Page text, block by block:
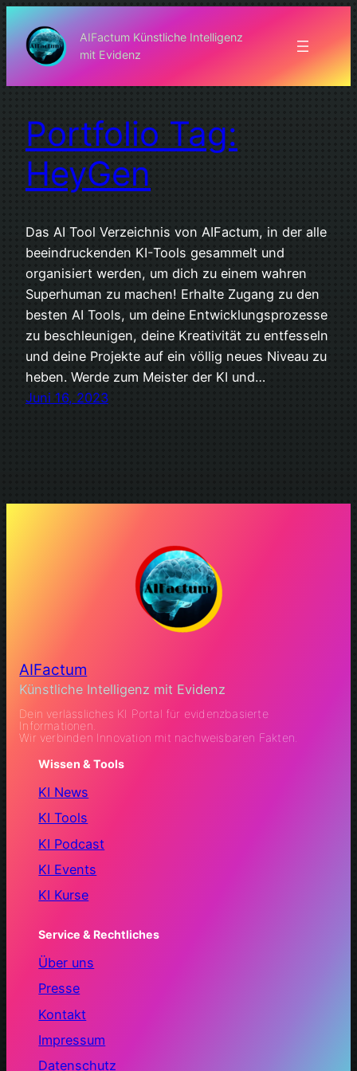
Inhalt
springen
AIFactum Künstliche Intelligenz
mit Evidenz
Portfolio Tag:
HeyGen
Das AI Tool Verzeichnis von AIFactum, in der alle
beeindruckenden KI-Tools gesammelt und
organisiert werden, um dich zu einem wahren
Superhuman zu machen! Erhalte Zugang zu den
besten AI Tools, um deine Entwicklungsprozesse
zu beschleunigen, deine Kreativität zu entfesseln
und deine Projekte auf ein völlig neues Niveau zu
heben. Werde zum Meister der KI und…
Juni 16, 2023
AIFactum
Künstliche Intelligenz mit Evidenz
Dein verlässliches KI Portal für evidenzbasierte
Informationen.
Wir verbinden Innovation mit nachweisbaren Fakten.
Wissen & Tools
KI News
KI Tools
KI Podcast
KI Events
KI Kurse
Service & Rechtliches
Über uns
Presse
Kontakt
Impressum
Datenschutz